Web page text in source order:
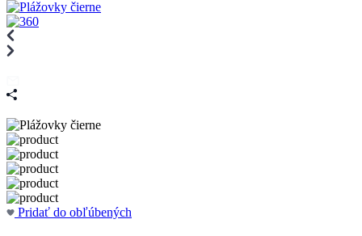
Pridať do obľúbených